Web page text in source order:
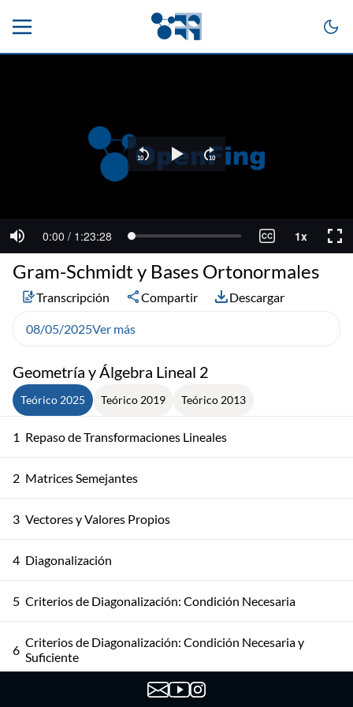
Geometría y Álgebra Lineal 2
Teórico 2025 Teórico 2019 Teórico 2013
1 Repaso de Transformaciones Lineales
2 Matrices Semejantes
3 Vectores y Valores Propios
4 Diagonalización
5 Criterios de Diagonalización: Condición Necesaria
6 Criterios de Diagonalización: Condición Necesaria y
Suficiente
Criterios de Diagonalización: Ejemplo
Gram-Schmidt y Bases Ortonormales
Transcripción Compartir Descargar
08/05/2025Ver más